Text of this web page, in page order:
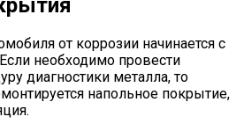
от коррозии начинается с
необходимо провести
диагностики металла, то
напольное покрытие,